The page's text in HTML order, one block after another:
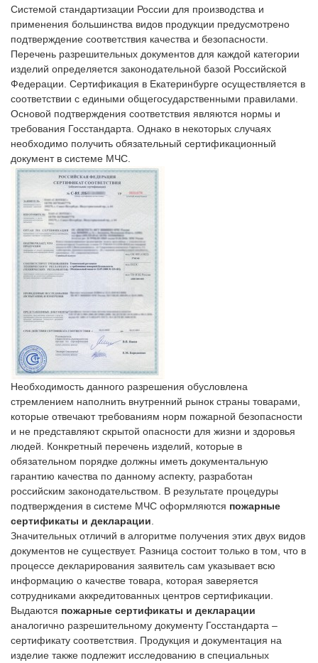
Системой стандартизации России для производства и
применения большинства видов продукции предусмотрено
подтверждение соответствия качества и безопасности.
Перечень разрешительных документов для каждой категории
изделий определяется законодательной базой Российской
Федерации. Сертификация в Екатеринбурге осуществляется в
соответствии с едиными общегосударственными правилами.
Основой подтверждения соответствия являются нормы и
требования Госстандарта. Однако в некоторых случаях
необходимо получить обязательный сертификационный
документ в системе МЧС.
Необходимость данного разрешения обусловлена
стремлением наполнить внутренний рынок страны товарами,
которые отвечают требованиям норм пожарной безопасности
и не представляют скрытой опасности для жизни и здоровья
людей. Конкретный перечень изделий, которые в
обязательном порядке должны иметь документальную
гарантию качества по данному аспекту, разработан
российским законодательством. В результате процедуры
подтверждения в системе МЧС оформляются пожарные
сертификаты и декларации
Значительных отличий в алгоритме получения этих двух видов
документов не существует. Разница состоит только в том, что в
процессе декларирования заявитель сам указывает всю
информацию о качестве товара, которая заверяется
сотрудниками аккредитованных центров сертификации.
Выдаются пожарные сертификаты и декларации
аналогично разрешительному документу Госстандарта –
сертификату соответствия. Продукция и документация на
изделие также подлежит исследованию в специальных